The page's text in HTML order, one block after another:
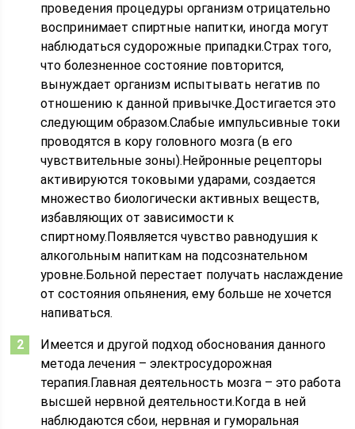
проведения процедуры организм отрицательно
воспринимает спиртные напитки, иногда могут
наблюдаться судорожные припадки.Страх того,
что болезненное состояние повторится,
вынуждает организм испытывать негатив по
отношению к данной привычке.Достигается это
следующим образом.Слабые импульсивные токи
проводятся в кору головного мозга (в его
чувствительные зоны).Нейронные рецепторы
активируются токовыми ударами, создается
множество биологически активных веществ,
избавляющих от зависимости к
спиртному.Появляется чувство равнодушия к
алкогольным напиткам на подсознательном
уровне.Больной перестает получать наслаждение
от состояния опьянения, ему больше не хочется
напиваться.
Имеется и другой подход обоснования данного
метода лечения – электросудорожная
терапия.Главная деятельность мозга – это работа
высшей нервной деятельности.Когда в ней
наблюдаются сбои, нервная и гуморальная